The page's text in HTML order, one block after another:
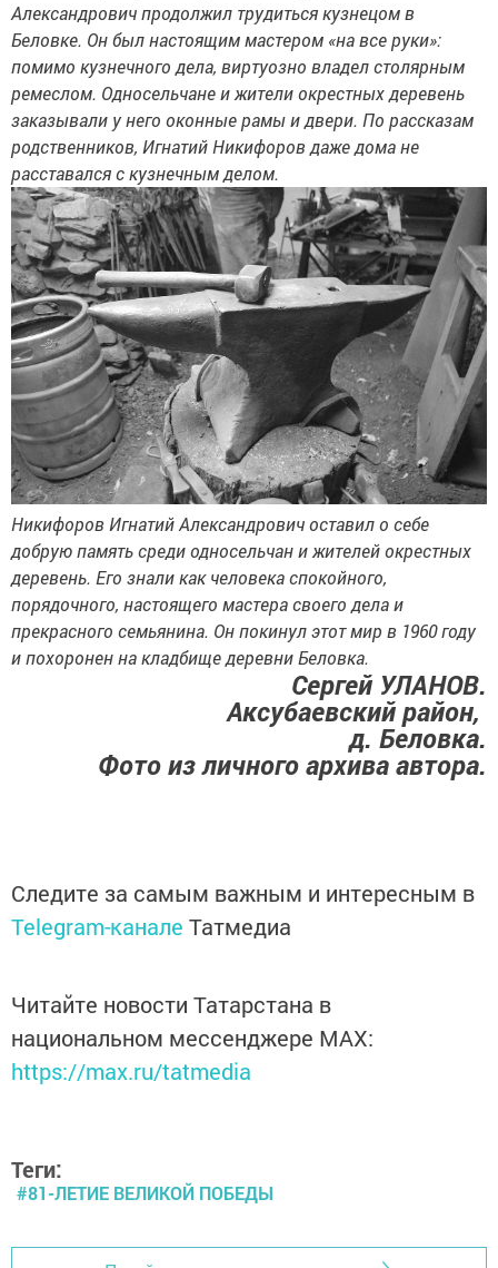
Александрович продолжил трудиться кузнецом в
Беловке. Он был настоящим мастером «на все руки»:
помимо кузнечного дела, виртуозно владел столярным
ремеслом. Односельчане и жители окрестных деревень
заказывали у него оконные рамы и двери. По рассказам
родственников, Игнатий Никифоров даже дома не
расставался с кузнечным делом.
Никифоров Игнатий Александрович оставил о себе
добрую память среди односельчан и жителей окрестных
деревень. Его знали как человека спокойного,
порядочного, настоящего мастера своего дела и
прекрасного семьянина. Он покинул этот мир в 1960 году
и похоронен на кладбище деревни Беловка.
Сергей УЛАНОВ.
Аксубаевский район,
д. Беловка.
Фото из личного архива автора.
Следите за самым важным и интересным в
Telegram-канале Татмедиа
Читайте новости Татарстана в
национальном мессенджере MАХ:
https://max.ru/tatmedia
Теги:
#81-ЛЕТИЕ ВЕЛИКОЙ ПОБЕДЫ